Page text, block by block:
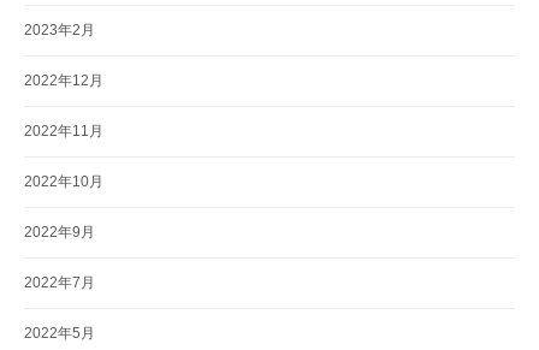
2023年2月
2022年12月
2022年11月
2022年10月
2022年9月
2022年7月
2022年5月